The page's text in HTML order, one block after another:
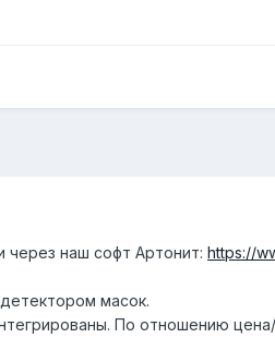
наш софт Артонит: https://
масок.
По отношению